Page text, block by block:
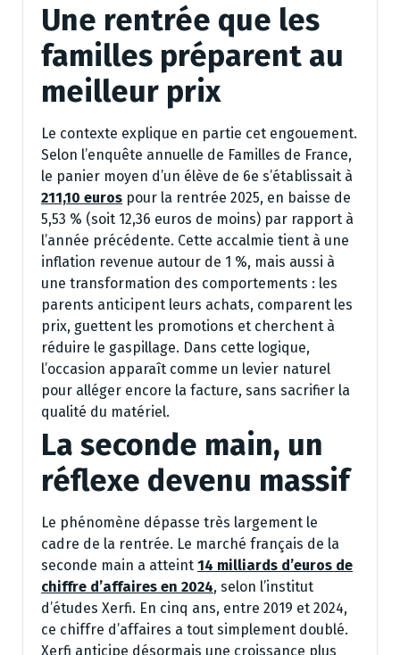
Une rentrée que les
familles préparent au
meilleur prix
Le contexte explique en partie cet engouement.
Selon l’enquête annuelle de Familles de France,
le panier moyen d’un élève de 6e s’établissait à
211,10 euros pour la rentrée 2025, en baisse de
5,53 % (soit 12,36 euros de moins) par rapport à
l’année précédente. Cette accalmie tient à une
inflation revenue autour de 1 %, mais aussi à
une transformation des comportements : les
parents anticipent leurs achats, comparent les
prix, guettent les promotions et cherchent à
réduire le gaspillage. Dans cette logique,
l’occasion apparaît comme un levier naturel
pour alléger encore la facture, sans sacrifier la
qualité du matériel.
La seconde main, un
réflexe devenu massif
Le phénomène dépasse très largement le
cadre de la rentrée. Le marché français de la
seconde main a atteint 14 milliards d’euros de
chiffre d’affaires en 2024, selon l’institut
d’études Xerfi. En cinq ans, entre 2019 et 2024,
ce chiffre d’affaires a tout simplement doublé.
Xerfi anticipe désormais une croissance plus